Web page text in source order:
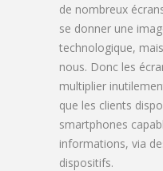
de nombreux
se donner une
technologique,
nous. Donc les
multiplier
que les clients
smartphones
informations, via
dispositifs.